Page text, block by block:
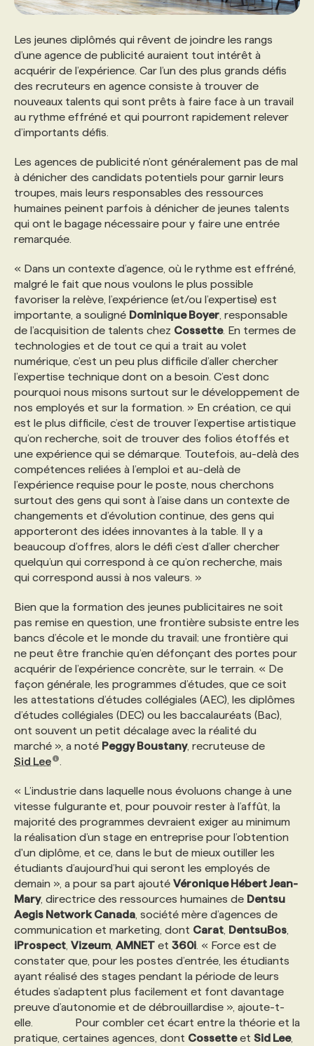
PROGRAMMES DE SUBVENTIONS
FAQ
ANNONCEZ AVEC NOUS
Les jeunes diplômés qui rêvent de joindre les rangs
d’une agence de publicité auraient tout intérêt à
acquérir de l’expérience. Car l’un des plus grands défis
des recruteurs en agence consiste à trouver de
nouveaux talents qui sont prêts à faire face à un travail
au rythme effréné et qui pourront rapidement relever
d’importants défis.
Les agences de publicité n’ont généralement pas de mal
à dénicher des candidats potentiels pour garnir leurs
troupes, mais leurs responsables des ressources
humaines peinent parfois à dénicher de jeunes talents
qui ont le bagage nécessaire pour y faire une entrée
remarquée.
« Dans un contexte d’agence, où le rythme est effréné,
malgré le fait que nous voulons le plus possible
favoriser la relève, l’expérience (et/ou l’expertise) est
importante, a souligné Dominique Boyer , responsable
de l’acquisition de talents chez Cossette. En termes de
technologies et de tout ce qui a trait au volet
numérique, c’est un peu plus difficile d’aller chercher
l’expertise technique dont on a besoin. C’est donc
pourquoi nous misons surtout sur le développement de
nos employés et sur la formation. » En création, ce qui
est le plus difficile, c’est de trouver l’expertise artistique
qu’on recherche, soit de trouver des folios étoffés et
une expérience qui se démarque. Toutefois, au-delà des
compétences reliées à l’emploi et au-delà de
l’expérience requise pour le poste, nous cherchons
surtout des gens qui sont à l’aise dans un contexte de
changements et d’évolution continue, des gens qui
apporteront des idées innovantes à la table. Il y a
beaucoup d’offres, alors le défi c’est d’aller chercher
quelqu’un qui correspond à ce qu’on recherche, mais
qui correspond aussi à nos valeurs. »
Bien que la formation des jeunes publicitaires ne soit
pas remise en question, une frontière subsiste entre les
bancs d’école et le monde du travail; une frontière qui
ne peut être franchie qu’en défonçant des portes pour
acquérir de l’expérience concrète, sur le terrain. « De
façon générale, les programmes d’études, que ce soit
les attestations d’études collégiales (AEC), les diplômes
d’études collégiales (DEC) ou les baccalauréats (Bac),
ont souvent un petit décalage avec la réalité du
marché », a noté Peggy Boustany, recruteuse de
Sid Lee
« L’industrie dans laquelle nous évoluons change à une
vitesse fulgurante et, pour pouvoir rester à l’affût, la
majorité des programmes devraient exiger au minimum
la réalisation d’un stage en entreprise pour l’obtention
d'un diplôme, et ce, dans le but de mieux outiller les
étudiants d’aujourd’hui qui seront les employés de
demain », a pour sa part ajouté Véronique Hébert Jean-
Mary, directrice des ressources humaines de Dentsu
Aegis Network Canada , société mère d’agences de
communication et marketing, dont Carat DentsuBos
iProspect Vizeum AMNET et 360i . « Force est de
constater que, pour les postes d’entrée, les étudiants
ayant réalisé des stages pendant la période de leurs
études s’adaptent plus facilement et font davantage
preuve d’autonomie et de débrouillardise », ajoute-t-
elle. Pour combler cet écart entre la théorie et la
pratique, certaines agences, dont Cossetteet Sid Lee,